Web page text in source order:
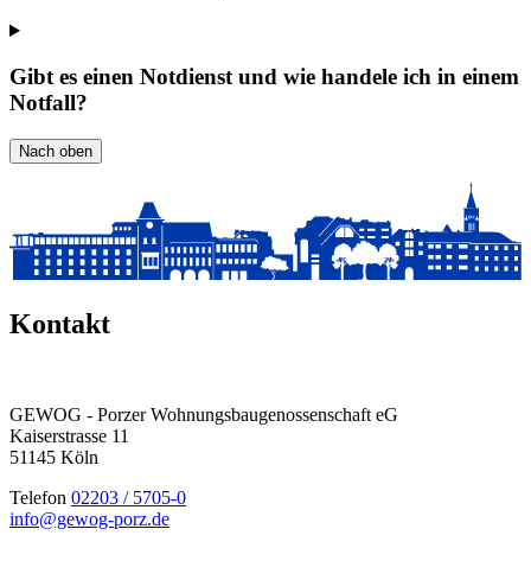
Gibt es einen Notdienst und wie handele ich in einem
Notfall?
Nach oben
Kontakt
GEWOG - Porzer Wohnungsbau­genossenschaft eG
Kaiserstrasse 11
51145 Köln
Telefon 02203 / 5705-0
info@gewog-porz.de